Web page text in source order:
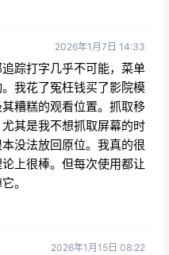
2026年1月7日 14:33
踪打字几乎不可能，菜单
我花了冤枉钱买了影院模
糟糕的观看位置。抓取移
其是我不想抓取屏幕的时
没法放回原位。我真的很
上很棒。但每次使用都让
。
2026年1月15日 08:22